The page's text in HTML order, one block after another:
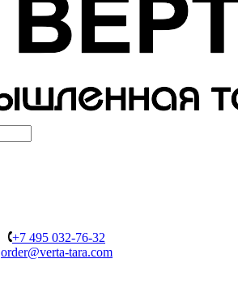
+7 495 032-76-32
order@verta-tara.com